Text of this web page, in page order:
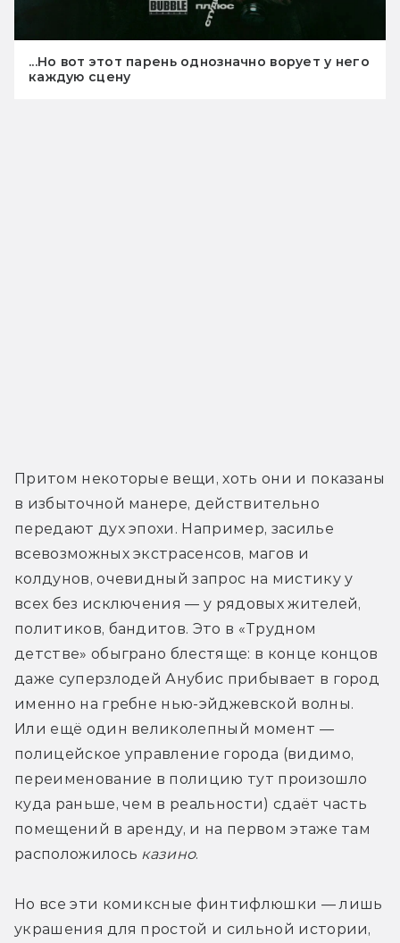
...Но вот этот парень однозначно ворует у него
каждую сцену
Притом некоторые вещи, хоть они и показаны
в избыточной манере, действительно
передают дух эпохи. Например, засилье
всевозможных экстрасенсов, магов и
колдунов, очевидный запрос на мистику у
всех без исключения — у рядовых жителей,
политиков, бандитов. Это в «Трудном
детстве» обыграно блестяще: в конце концов
даже суперзлодей Анубис прибывает в город
именно на гребне нью-эйджевской волны.
Или ещё один великолепный момент —
полицейское управление города (видимо,
переименование в полицию тут произошло
куда раньше, чем в реальности) сдаёт часть
помещений в аренду, и на первом этаже там
расположилось казино.
Но все эти комиксные финтифлюшки — лишь
украшения для простой и сильной истории,